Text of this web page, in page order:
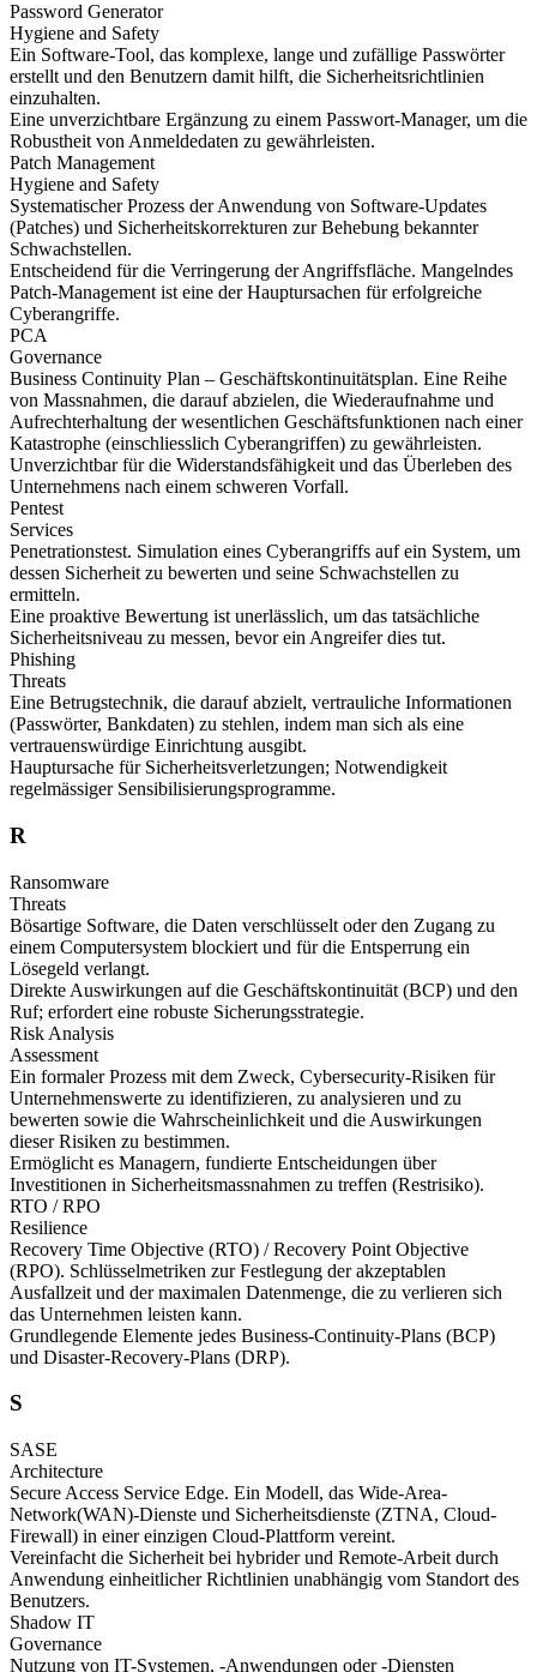
Password Generator
Hygiene and Safety
Ein Software-Tool, das komplexe, lange und zufällige Passwörter
erstellt und den Benutzern damit hilft, die Sicherheitsrichtlinien
einzuhalten.
Eine unverzichtbare Ergänzung zu einem Passwort-Manager, um die
Robustheit von Anmeldedaten zu gewährleisten.
Patch Management
Hygiene and Safety
Systematischer Prozess der Anwendung von Software-Updates
(Patches) und Sicherheitskorrekturen zur Behebung bekannter
Schwachstellen.
Entscheidend für die Verringerung der Angriffsfläche. Mangelndes
Patch-Management ist eine der Hauptursachen für erfolgreiche
Cyberangriffe.
PCA
Governance
Business Continuity Plan – Geschäftskontinuitätsplan. Eine Reihe
von Massnahmen, die darauf abzielen, die Wiederaufnahme und
Aufrechterhaltung der wesentlichen Geschäftsfunktionen nach einer
Katastrophe (einschliesslich Cyberangriffen) zu gewährleisten.
Unverzichtbar für die Widerstandsfähigkeit und das Überleben des
Unternehmens nach einem schweren Vorfall.
Pentest
Services
Penetrationstest. Simulation eines Cyberangriffs auf ein System, um
dessen Sicherheit zu bewerten und seine Schwachstellen zu
ermitteln.
Eine proaktive Bewertung ist unerlässlich, um das tatsächliche
Sicherheitsniveau zu messen, bevor ein Angreifer dies tut.
Phishing
Threats
Eine Betrugstechnik, die darauf abzielt, vertrauliche Informationen
(Passwörter, Bankdaten) zu stehlen, indem man sich als eine
vertrauenswürdige Einrichtung ausgibt.
Hauptursache für Sicherheitsverletzungen; Notwendigkeit
regelmässiger Sensibilisierungsprogramme.
R
Ransomware
Threats
Bösartige Software, die Daten verschlüsselt oder den Zugang zu
einem Computersystem blockiert und für die Entsperrung ein
Lösegeld verlangt.
Direkte Auswirkungen auf die Geschäftskontinuität (BCP) und den
Ruf; erfordert eine robuste Sicherungsstrategie.
Risk Analysis
Assessment
Ein formaler Prozess mit dem Zweck, Cybersecurity-Risiken für
Unternehmenswerte zu identifizieren, zu analysieren und zu
bewerten sowie die Wahrscheinlichkeit und die Auswirkungen
dieser Risiken zu bestimmen.
Ermöglicht es Managern, fundierte Entscheidungen über
Investitionen in Sicherheitsmassnahmen zu treffen (Restrisiko).
RTO / RPO
Resilience
Recovery Time Objective (RTO) / Recovery Point Objective
(RPO). Schlüsselmetriken zur Festlegung der akzeptablen
Ausfallzeit und der maximalen Datenmenge, die zu verlieren sich
das Unternehmen leisten kann.
Grundlegende Elemente jedes Business-Continuity-Plans (BCP)
und Disaster-Recovery-Plans (DRP).
S
SASE
Architecture
Secure Access Service Edge. Ein Modell, das Wide-Area-
Network(WAN)-Dienste und Sicherheitsdienste (ZTNA, Cloud-
Firewall) in einer einzigen Cloud-Plattform vereint.
Vereinfacht die Sicherheit bei hybrider und Remote-Arbeit durch
Anwendung einheitlicher Richtlinien unabhängig vom Standort des
Benutzers.
Shadow IT
Governance
Nutzung von IT-Systemen, -Anwendungen oder -Diensten